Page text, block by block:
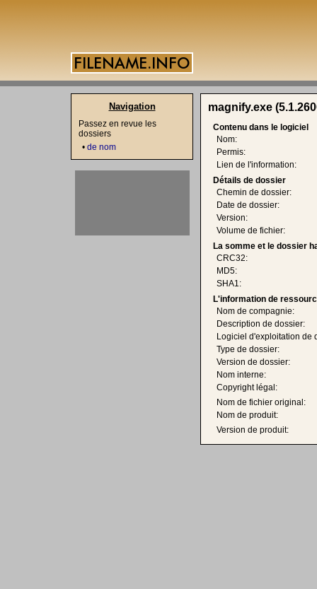
magnify.exe
Contenu dans le logiciel
Nom:
Permis:
Lien de l'information:
Détails de dossier
Chemin de dossier:
Date de dossier:
Version:
Volume de fichier:
La somme et le dossier
CRC32:
MD5:
SHA1:
L'information de
Nom de compagnie:
Description de dossier:
Logiciel d'exploitation de
Type de dossier:
Version de dossier:
Nom interne:
Copyright légal:
Nom de fichier original:
Nom de produit:
Version de produit:
Navigation
Passez en revue les
dossiers
• de nom